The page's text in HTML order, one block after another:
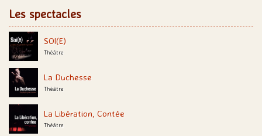
Les spectacles
SOI(E)
Théâtre
La Duchesse
Théâtre
La Libération, Contée
Théâtre